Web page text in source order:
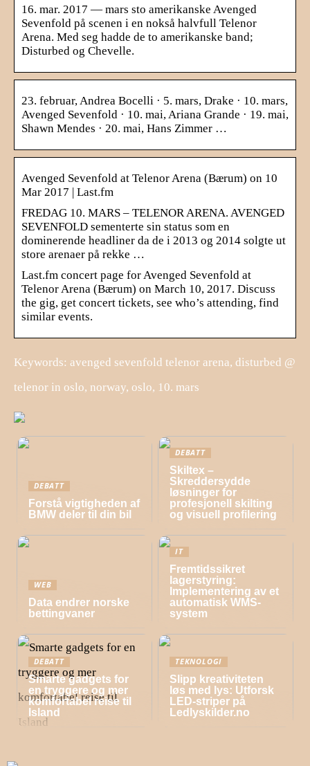
16. mar. 2017 — mars sto amerikanske Avenged
Sevenfold på scenen i en nokså halvfull Telenor
Arena. Med seg hadde de to amerikanske band;
Disturbed og Chevelle.
23. februar, Andrea Bocelli · 5. mars, Drake · 10. mars,
Avenged Sevenfold · 10. mai, Ariana Grande · 19. mai,
Shawn Mendes · 20. mai, Hans Zimmer …
Avenged Sevenfold at Telenor Arena (Bærum) on 10
Mar 2017 | Last.fm
FREDAG 10. MARS – TELENOR ARENA. AVENGED
SEVENFOLD sementerte sin status som en
dominerende headliner da de i 2013 og 2014 solgte ut
store arenaer på rekke …
Last.fm concert page for Avenged Sevenfold at
Telenor Arena (Bærum) on March 10, 2017. Discuss
the gig, get concert tickets, see who’s attending, find
similar events.
Keywords: avenged sevenfold telenor arena, disturbed @
telenor in oslo, norway, oslo, 10. mars
DEBATT
Forstå vigtigheden af
BMW deler til din bil
DEBATT
Skiltex –
Skreddersydde
løsninger for
profesjonell skilting
og visuell profilering
WEB
Data endrer norske
bettingvaner
IT
Fremtidssikret
lagerstyring:
Implementering av et
automatisk WMS-
system
DEBATT
Smarte gadgets for
en tryggere og mer
komfortabel reise til
Island
TEKNOLOGI
Slipp kreativiteten
løs med lys: Utforsk
LED-striper på
Ledlyskilder.no